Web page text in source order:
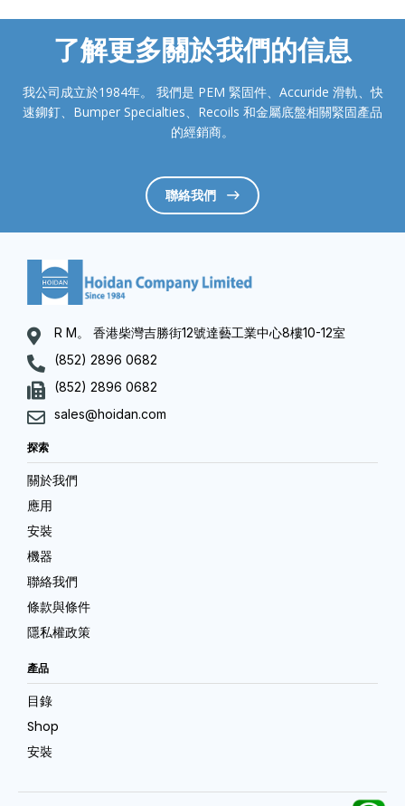
了解更多關於我們的信息
我公司成立於1984年。 我們是 PEM 緊固件、Accuride 滑軌、快
速鉚釘、Bumper Specialties、Recoils 和金屬底盤相關緊固產品
的經銷商。
聯絡我們
R M。 香港柴灣吉勝街12號達藝工業中心8樓10-12室
(852) 2896 0682
(852) 2896 0682
sales@hoidan.com
探索
關於我們
應用
安裝
機器
聯絡我們
條款與條件
隱私權政策
產品
目錄
Shop
安裝